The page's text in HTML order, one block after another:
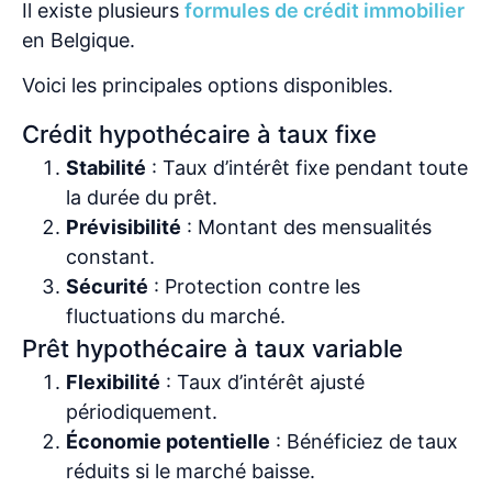
Il existe plusieurs formules de crédit immobilier
en Belgique.
Voici les principales options disponibles.
Crédit hypothécaire à taux fixe
Stabilité : Taux d’intérêt fixe pendant toute
la durée du prêt.
Prévisibilité : Montant des mensualités
constant.
Sécurité : Protection contre les
fluctuations du marché.
Prêt hypothécaire à taux variable
Flexibilité : Taux d’intérêt ajusté
périodiquement.
Économie potentielle : Bénéficiez de taux
réduits si le marché baisse.